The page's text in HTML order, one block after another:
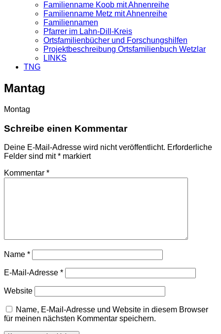
Familienname Koob mit Ahnenreihe
Familienname Metz mit Ahnenreihe
Familiennamen
Pfarrer im Lahn-Dill-Kreis
Ortsfamilienbücher und Forschungshilfen
Projektbeschreibung Ortsfamilienbuch Wetzlar
LINKS
TNG
Mantag
Montag
Schreibe einen Kommentar
Deine E-Mail-Adresse wird nicht veröffentlicht. Erforderliche
Felder sind mit* markiert
Kommentar *
Name *
E-Mail-Adresse *
Website
Name, E-Mail-Adresse und Website in diesem Browser
für meinen nächsten Kommentar speichern.